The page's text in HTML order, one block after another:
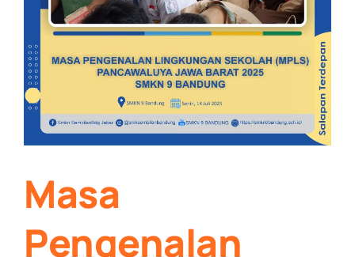
Masa
Pengenalan